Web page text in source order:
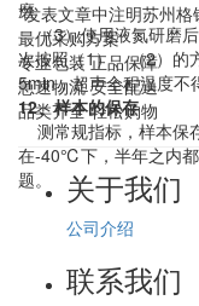
磨
（3）使用液氮研磨后
次按照（1）、（2）的
5min，超声全程温度不
12、样本的保存
测常规指标，样本保
在-40℃下，半年之内
题。
*发表文章中注明苏州格
最优采购方案
专业包装 正品保障
急速物流 安全配送
品类齐全 轻松购物
关于我们
公司介绍
联系我们